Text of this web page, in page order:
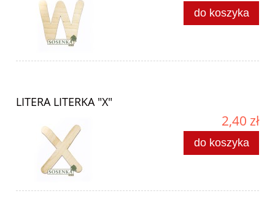
do koszyka
LITERA LITERKA "X"
2,40 zł
do koszyka